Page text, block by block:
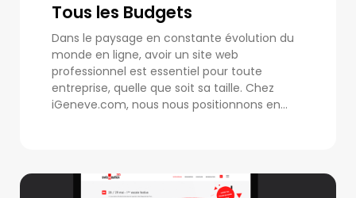
Tous les Budgets
Dans le paysage en constante évolution du
monde en ligne, avoir un site web
professionnel est essentiel pour toute
entreprise, quelle que soit sa taille. Chez
iGeneve.com, nous nous positionnons en...